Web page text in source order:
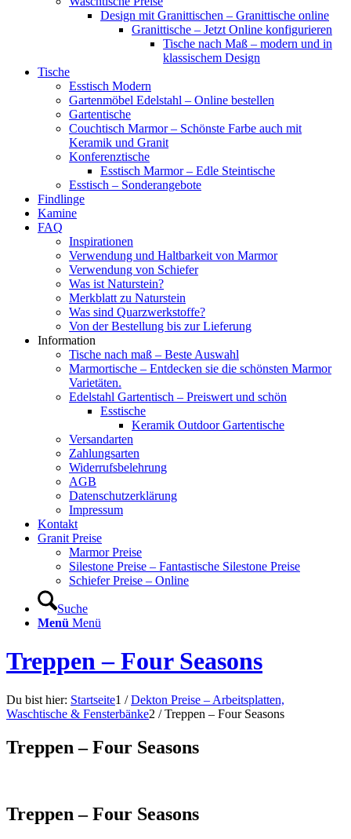
Design mit Granittischen – Granittische online
Granittische – Jetzt Online konfigurieren
Tische nach Maß – modern und in
klassischem Design
Tische
Esstisch Modern
Gartenmöbel Edelstahl – Online bestellen
Gartentische
Couchtisch Marmor – Schönste Farbe auch mit
Keramik und Granit
Konferenztische
Esstisch Marmor – Edle Steintische
Esstisch – Sonderangebote
Findlinge
Kamine
FAQ
Inspirationen
Verwendung und Haltbarkeit von Marmor
Verwendung von Schiefer
Was ist Naturstein?
Merkblatt zu Naturstein
Was sind Quarzwerkstoffe?
Von der Bestellung bis zur Lieferung
Information
Tische nach maß – Beste Auswahl
Marmortische – Entdecken sie die schönsten Marmor
Varietäten.
Edelstahl Gartentisch – Preiswert und schön
Esstische
Keramik Outdoor Gartentische
Versandarten
Zahlungsarten
Widerrufsbelehrung
AGB
Datenschutzerklärung
Impressum
Kontakt
Granit Preise
Marmor Preise
Silestone Preise – Fantastische Silestone Preise
Schiefer Preise – Online
Suche
Menü Menü
Treppen – Four Seasons
Du bist hier: Startseite1 / Dekton Preise – Arbeitsplatten,
Waschtische & Fensterbänke2 / Treppen – Four Seasons
Treppen – Four Seasons
Treppen – Four Seasons